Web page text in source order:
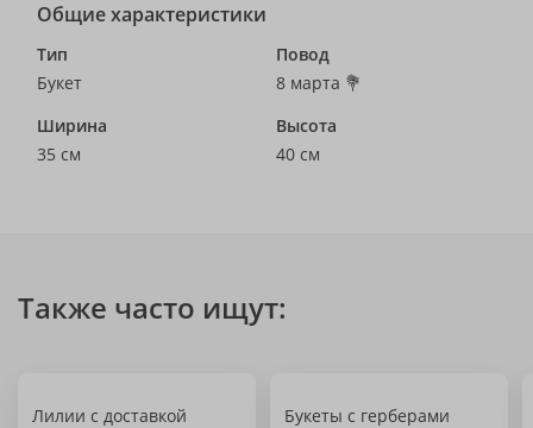
Общие характеристики
Тип
Букет
Повод
8 марта 💐
Ширина
35 см
Высота
40 см
Также часто ищут:
Лилии с доставкой Букеты с герберами